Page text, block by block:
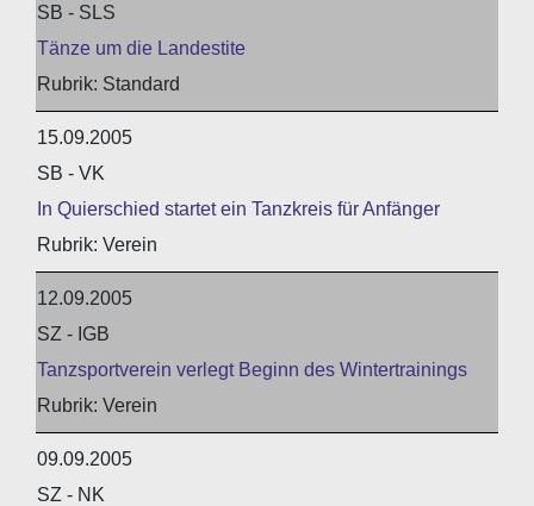
SB - SLS
Tänze um die Landestite
Standard
15.09.2005
SB - VK
In Quierschied startet ein Tanzkreis für Anfänger
Verein
12.09.2005
SZ - IGB
Tanzsportverein verlegt Beginn des Wintertrainings
Verein
09.09.2005
SZ - NK